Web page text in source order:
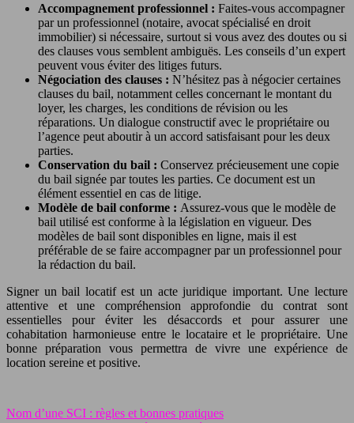
Accompagnement professionnel : Faites-vous accompagner
par un professionnel (notaire, avocat spécialisé en droit
immobilier) si nécessaire, surtout si vous avez des doutes ou si
des clauses vous semblent ambiguës. Les conseils d’un expert
peuvent vous éviter des litiges futurs.
Négociation des clauses : N’hésitez pas à négocier certaines
clauses du bail, notamment celles concernant le montant du
loyer, les charges, les conditions de révision ou les
réparations. Un dialogue constructif avec le propriétaire ou
l’agence peut aboutir à un accord satisfaisant pour les deux
parties.
Conservation du bail : Conservez précieusement une copie
du bail signée par toutes les parties. Ce document est un
élément essentiel en cas de litige.
Modèle de bail conforme : Assurez-vous que le modèle de
bail utilisé est conforme à la législation en vigueur. Des
modèles de bail sont disponibles en ligne, mais il est
préférable de se faire accompagner par un professionnel pour
la rédaction du bail.
Signer un bail locatif est un acte juridique important. Une lecture
attentive et une compréhension approfondie du contrat sont
essentielles pour éviter les désaccords et pour assurer une
cohabitation harmonieuse entre le locataire et le propriétaire. Une
bonne préparation vous permettra de vivre une expérience de
location sereine et positive.
Nom d’une SCI : règles et bonnes pratiques